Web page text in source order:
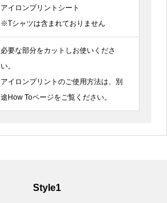
アイロンプリントシート
※Tシャツは含まれておりません
必要な部分をカットしお使いくださ
い。
アイロンプリントのご使用方法は、別
途How Toページをご覧ください。
Style1